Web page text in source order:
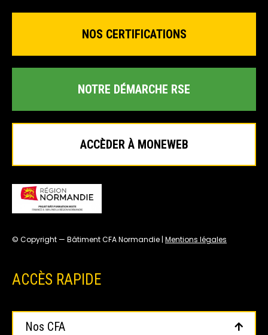
NOS CERTIFICATIONS
NOTRE DÉMARCHE RSE
ACCÈDER À MONEWEB
© Copyright — Bâtiment CFA Normandie | Mentions légales
ACCÈS RAPIDE
Nos CFA